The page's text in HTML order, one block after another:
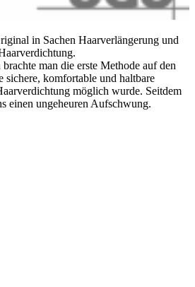
in Sachen Haarverlängerung und
man die erste Methode auf den
sichere, komfortable und haltbare
möglich wurde. Seitdem
einen ungeheuren Aufschwung.